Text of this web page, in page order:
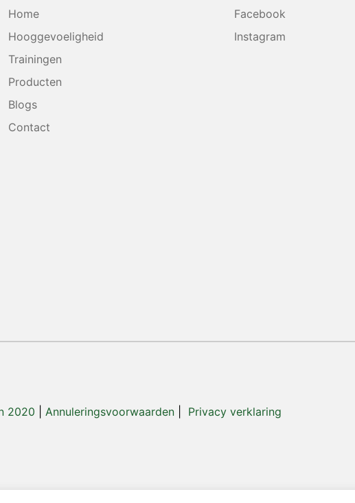
Home
Hooggevoeligheid
Trainingen
Producten
Blogs
Contact
Facebook
Instagram
2020 Annuleringsvoorwaarden Privacy verklaring